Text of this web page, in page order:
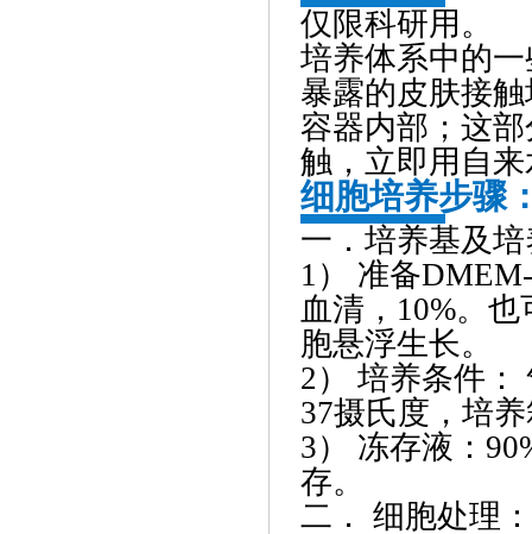
仅限科研用。
培养体系中的
暴露的皮肤接
容器内部；这
触，立即用自
细胞培养步骤
一．培养基及
1） 准备
血清，10%。
胞悬浮生长。
2） 培养条件：
37摄氏度，培
3） 冻存液：
存。
二． 细胞处理：